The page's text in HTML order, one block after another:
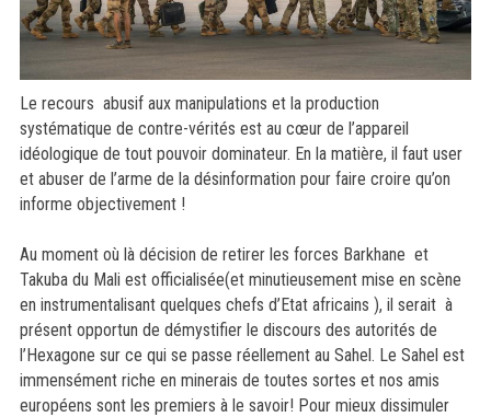
Le recours abusif aux manipulations et la production
systématique de contre-vérités est au cœur de l’appareil
idéologique de tout pouvoir dominateur. En la matière, il faut user
et abuser de l’arme de la désinformation pour faire croire qu’on
informe objectivement !
Au moment où là décision de retirer les forces Barkhane et
Takuba du Mali est officialisée(et minutieusement mise en scène
en instrumentalisant quelques chefs d’Etat africains ), il serait à
présent opportun de démystifier le discours des autorités de
l’Hexagone sur ce qui se passe réellement au Sahel. Le Sahel est
immensément riche en minerais de toutes sortes et nos amis
européens sont les premiers à le savoir! Pour mieux dissimuler